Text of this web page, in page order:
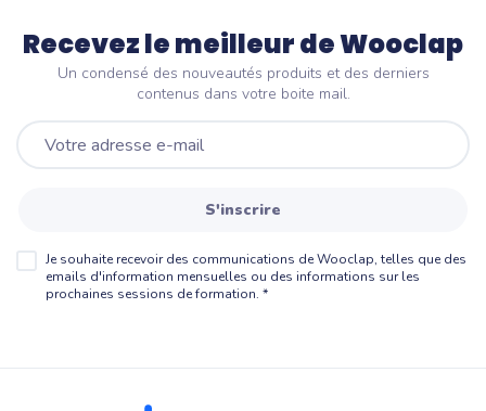
Recevez le meilleur de Wooclap
Un condensé des nouveautés produits et des derniers
contenus dans votre boite mail.
S'inscrire
Je souhaite recevoir des communications de Wooclap, telles que des
emails d'information mensuelles ou des informations sur les
prochaines sessions de formation. *